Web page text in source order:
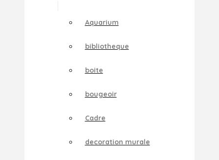
Aquarium
bibliotheque
boite
bougeoir
Cadre
decoration murale